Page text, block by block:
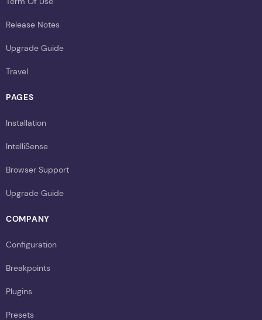
Release Notes
Upgrade Guide
Travel
PAGES
Installation
IntelliSense
Browser Support
Upgrade Guide
COMPANY
Configuration
Breakpoints
Plugins
Presets